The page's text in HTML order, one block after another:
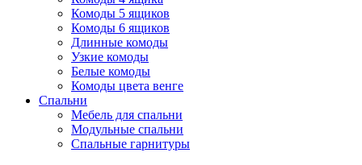
Комоды 5 ящиков
Комоды 6 ящиков
Длинные комоды
Узкие комоды
Белые комоды
Комоды цвета венге
Спальни
Мебель для спальни
Модульные спальни
Спальные гарнитуры